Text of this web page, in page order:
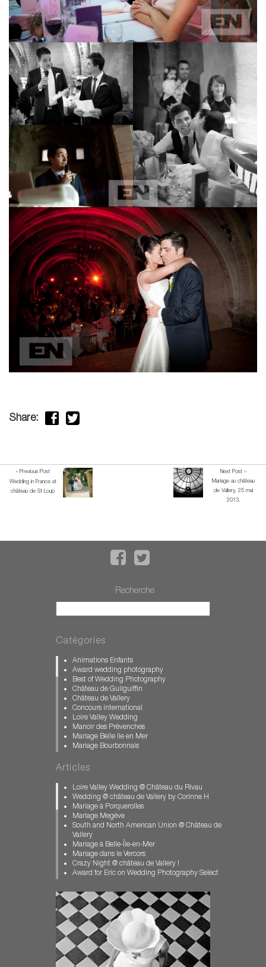
Share:
« Previous Post
Wedding in France at
château de St Loup
Next Post »
Mariage au château
de Vallery, 25 mai
2013.
Recherche
Catégories
Animations Enfants
Award wedding photography
Best of Wedding Photography
Château de Guilguiffin
Château de Vallery
Concours international
Loire Valley Wedding
Manoir des Prévenches
Mariage Belle Ile en Mer
Mariage Bourbonnais
Mariage Calvados
Mariage Clos Vougeot
Mariage dans l'Allier
Mariage féerique
Mariage Gay Paris
Mariage Loir et Cher
Mariage Pays Basque
Mariage Porquerolles
Mariage pour Tous
Mariage Vallery
Mariage Vercors
photographe mariage
Photographe Mariage Biarritz
Photographe Mariage Bourgogne
Photographe Mariage Megève
Photographe Mariage Normandie
Photos Ile aux Moines
Pre-Wedding-Photography-Paris
wedding chateau st loup
Articles
Loire Valley Wedding @ Château du Rivau
Wedding @ château de Vallery by Corinne H
Mariage à Porquerolles
Mariage Megève
South and North American Union @ Château de
Vallery
Mariage à Belle-Île-en-Mer
Mariage dans le Vercors
Crazy Night @ château de Vallery !
Award for Eric on Wedding Photography Select
US and Korean Wedding in France
Mariage au Manoir des Prévenches en
Normandie
Mariage en Bretagne, sur l'Île aux Moines.
A winter muslim wedding
ISPWP CONTEST / 2nd PLACE | FIRST DANCE
American Jewish Wedding in Provence
Carrousel et Barbe à Papa en Loir-et-Cher